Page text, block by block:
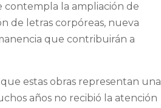
la ampliación de
de letras corpóreas, nueva
que contribuirán a
estas obras representan una
años no recibió la atención